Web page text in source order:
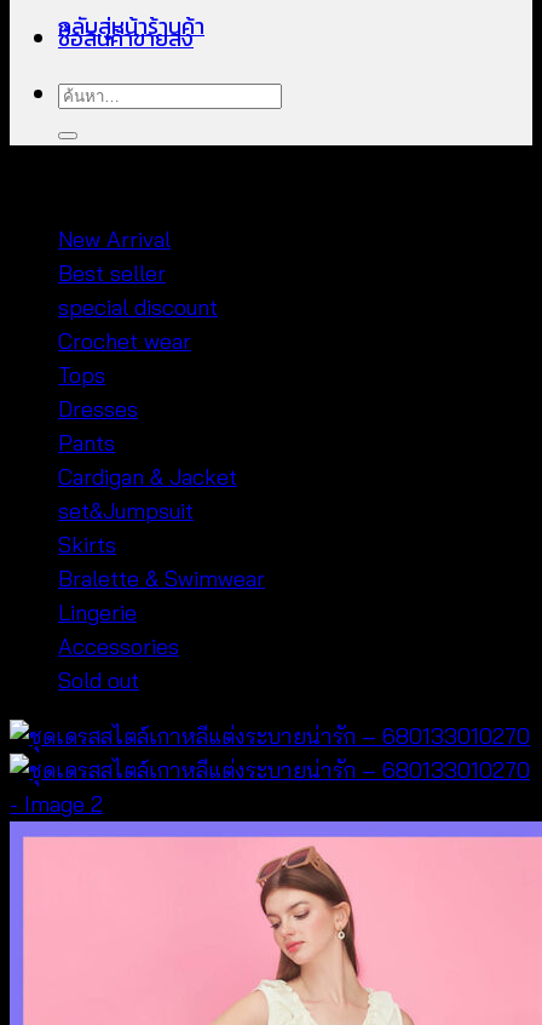
กลับสู่หน้าร้านค้า
ซื้อสินค้าขายส่ง
ค้นหา:
New Arrival
Best seller
special discount
Crochet wear
Tops
Dresses
Pants
Cardigan & Jacket
set&Jumpsuit
Skirts
Bralette & Swimwear
Lingerie
Accessories
Sold out